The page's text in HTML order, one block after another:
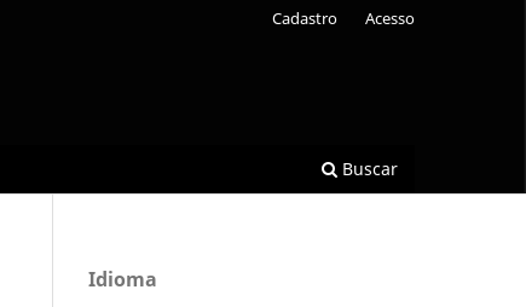
Buscar
Cadastro Acesso
Idioma